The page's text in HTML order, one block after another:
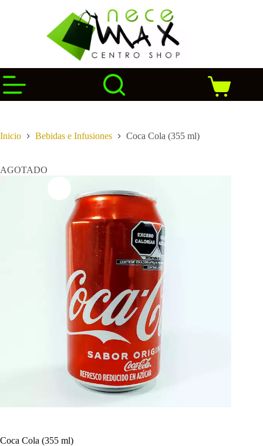
Carro
de
Inicio Bebidas e Infusiones Coca Cola (355 ml)
AGOTADO
Coca Cola (355 ml)